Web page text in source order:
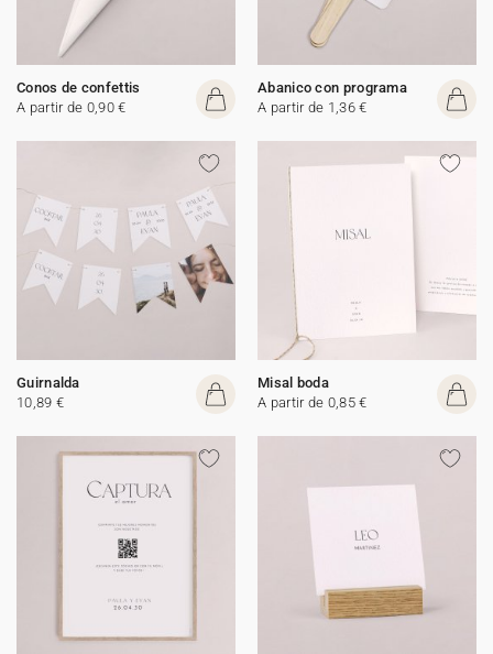
Conos de confettis
A partir de 0,90 €
Abanico con programa
A partir de 1,36 €
Guirnalda
10,89 €
Misal boda
A partir de 0,85 €